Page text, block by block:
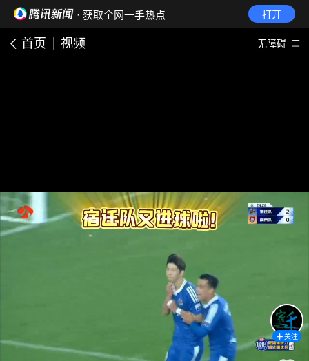
· 获取全网一手热点 打开
首页 视频 无障碍
关注